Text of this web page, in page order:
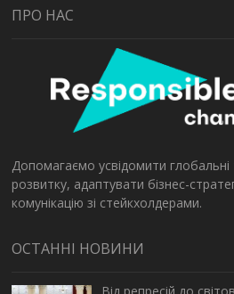
ПРО НАС
Допомагаємо усвідомити глобальні
розвитку, адаптувати бізнес-
комунікацію зі стейкхолдерами.
ОСТАННІ НОВИНИ